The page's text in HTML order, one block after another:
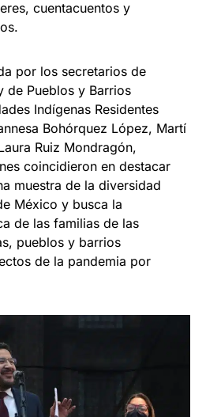
cuentacuentos y
por los secretarios de
de Pueblos y Barrios
Indígenas Residentes
Bohórquez López, Martí
Ruiz Mondragón,
coincidieron en destacar
muestra de la diversidad
México y busca la
de las familias de las
pueblos y barrios
de la pandemia por